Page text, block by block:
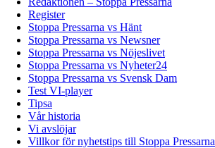
Register
Stoppa Pressarna vs Hänt
Stoppa Pressarna vs Newsner
Stoppa Pressarna vs Nöjeslivet
Stoppa Pressarna vs Nyheter24
Stoppa Pressarna vs Svensk Dam
Test VI-player
Tipsa
Vår historia
Vi avslöjar
Villkor för nyhetstips till Stoppa Pressarna